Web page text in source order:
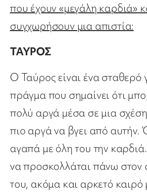
που έχουν «μεγάλη καρδιά»
συγχωρήσουν μια απιστία:
ΤΑΥΡΟΣ
Ο Ταύρος είναι ένα σταθερό
πράγμα που σημαίνει ότι
πολύ αργά μέσα σε μια
πιο αργά να βγει από αυτήν.
αγαπά με όλη του την
να προσκολλάται πάνω στον
του, ακόμα και αρκετό καιρό